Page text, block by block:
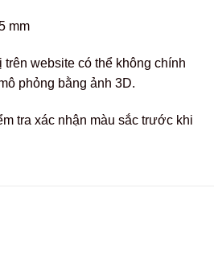
mm
trên website có thể không chính
phỏng bằng ảnh 3D.
tra xác nhận màu sắc trước khi